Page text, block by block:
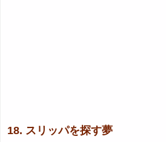
18. スリッパを探す夢